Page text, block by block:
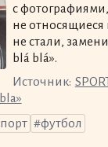
с
не относящиеся
не стали,
blá blá».
Источник:
футбол